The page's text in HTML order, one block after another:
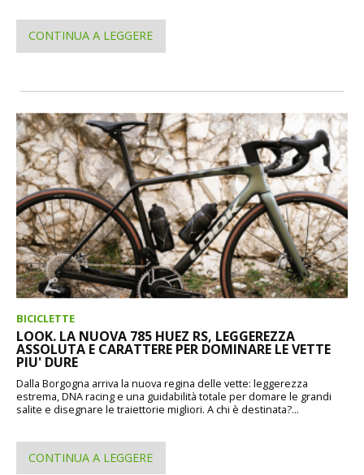
CONTINUA A LEGGERE
BICICLETTE
LOOK. LA NUOVA 785 HUEZ RS, LEGGEREZZA
ASSOLUTA E CARATTERE PER DOMINARE LE VETTE
PIU' DURE
Dalla Borgogna arriva la nuova regina delle vette: leggerezza
estrema, DNA racing e una guidabilità totale per domare le grandi
salite e disegnare le traiettorie migliori. A chi è destinata?...
CONTINUA A LEGGERE